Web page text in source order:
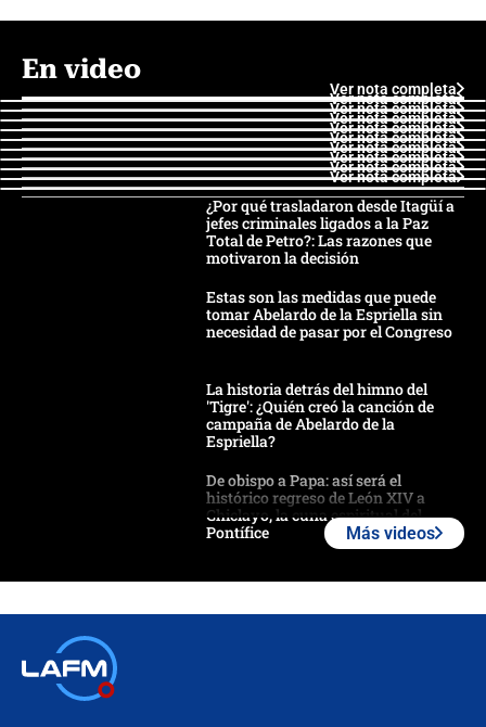
En video
Ver nota completa
Ver nota completa
Ver nota completa
Ver nota completa
Ver nota completa
Ver nota completa
Ver nota completa
Ver nota completa
Ver nota completa
Ver nota completa
¿Por qué trasladaron desde Itagüí a
jefes criminales ligados a la Paz
Total de Petro?: Las razones que
motivaron la decisión
Estas son las medidas que puede
tomar Abelardo de la Espriella sin
necesidad de pasar por el Congreso
La historia detrás del himno del
'Tigre': ¿Quién creó la canción de
campaña de Abelardo de la
Espriella?
De obispo a Papa: así será el
histórico regreso de León XIV a
Chiclayo, la cuna espiritual del
Pontífice
Más videos